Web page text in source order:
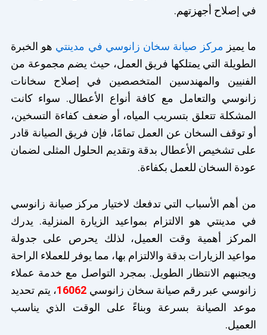
في إصلاح أجهزتهم.
ما يميز مركز صيانة سخان زانوسي في مدينتي هو الخبرة
الطويلة التي يمتلكها فريق العمل، حيث يضم مجموعة من
الفنيين والمهندسين المتخصصين في إصلاح سخانات
زانوسي والتعامل مع كافة أنواع الأعطال. سواء كانت
المشكلة تتعلق بتسريب المياه، أو ضعف كفاءة التسخين،
أو توقف السخان عن العمل تمامًا، فإن فريق الصيانة قادر
على تشخيص الأعطال بدقة وتقديم الحلول المثلى لضمان
عودة السخان للعمل بكفاءة.
من أهم الأسباب التي تدفعك لاختيار مركز صيانة زانوسي
في مدينتي هو الالتزام بمواعيد الزيارة المنزلية. يدرك
المركز أهمية وقت العميل، لذلك يحرص على جدولة
مواعيد الزيارات بدقة والالتزام بها، مما يوفر للعملاء الراحة
ويجنبهم الانتظار الطويل. بمجرد التواصل مع خدمة عملاء
زانوسي عبر رقم صيانة سخان زانوسي 16062، يتم تحديد
موعد الصيانة بسرعة وبناءً على الوقت الذي يناسب
العميل.